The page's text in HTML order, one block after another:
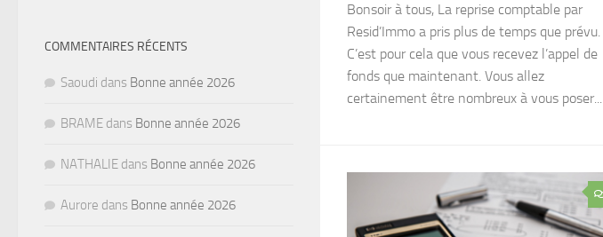
Bonsoir à tous, La reprise comptable par
Resid’Immo a pris plus de temps que prévu.
C’est pour cela que vous recevez l’appel de
fonds que maintenant. Vous allez
certainement être nombreux à vous poser...
COMMENTAIRES RÉCENTS
Saoudi dans Bonne année 2026
BRAME dans Bonne année 2026
NATHALIE dans Bonne année 2026
Aurore dans Bonne année 2026